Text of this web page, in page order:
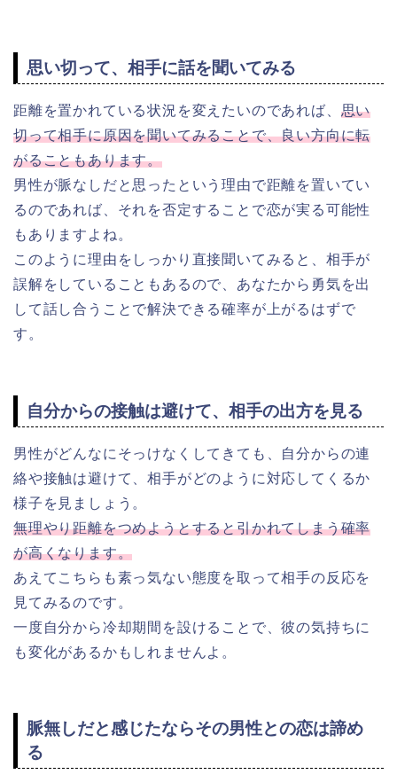
思い切って、相手に話を聞いてみる
距離を置かれている状況を変えたいのであれば、 思い
切って相手に原因を聞いてみることで、良い方向に転
がることもあります。
男性が脈なしだと思ったという理由で距離を置いてい
るのであれば、それを否定することで恋が実る可能性
もありますよね。
このように理由をしっかり直接聞いてみると、相手が
誤解をしていることもあるので、あなたから勇気を出
して話し合うことで解決できる確率が上がるはずで
す。
自分からの接触は避けて、相手の出方を見る
男性がどんなにそっけなくしてきても、自分からの連
絡や接触は避けて、相手がどのように対応してくるか
様子を見ましょう。
無理やり距離をつめようとすると引かれてしまう確率
が高くなります。
あえてこちらも素っ気ない態度を取って相手の反応を
見てみるのです。
一度自分から冷却期間を設けることで、彼の気持ちに
も変化があるかもしれませんよ。
脈無しだと感じたならその男性との恋は諦め
る